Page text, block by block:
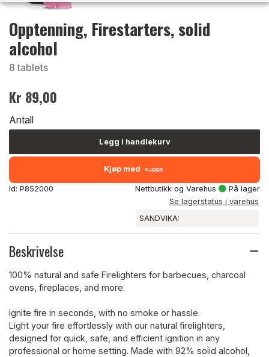
Opptenning, Firestarters, solid
alcohol
8 tablets
Kr 89,00
Antall
Legg i handlekurv
Kjøp med
Id: P852000 Nettbutikk og Varehus
På lager
Se lagerstatus i varehus
SANDVIKA:
Beskrivelse
100% natural and safe Firelighters for barbecues, charcoal
ovens, fireplaces, and more.
Ignite fire in seconds, with no smoke or hassle.
Light your fire effortlessly with our natural firelighters,
designed for quick, safe, and efficient ignition in any
professional or home setting. Made with 92% solid alcohol,